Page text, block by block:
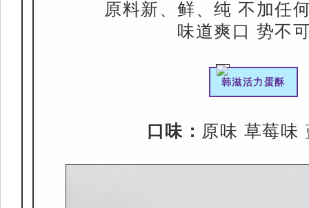
原料新、鲜、纯 不加任
味道爽口 势不
韩滋活力蛋酥
口味： 原味 草莓味